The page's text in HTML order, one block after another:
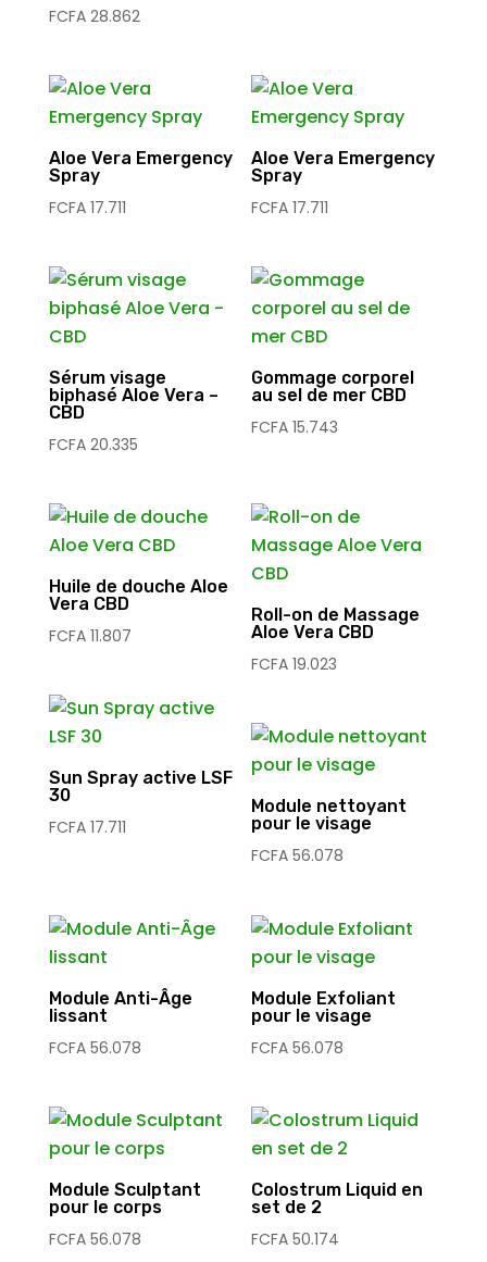
FCFA28.862
Aloe Vera Emergency
Spray
FCFA17.711
Aloe Vera Emergency
Spray
FCFA 17.711
Sérum visage
biphasé Aloe Vera –
CBD
FCFA20.335
Gommage corporel
au sel de mer CBD
FCFA 15.743
Huile de douche Aloe
Vera CBD
FCFA11.807
Roll-on de Massage
Aloe Vera CBD
FCFA 19.023
Sun Spray active LSF
30
FCFA17.711
Module nettoyant
pour le visage
FCFA 56.078
Module Anti-Âge
lissant
FCFA56.078
Module Exfoliant
pour le visage
FCFA 56.078
Module Sculptant
pour le corps
FCFA56.078
Colostrum Liquid en
set de 2
FCFA 50.174